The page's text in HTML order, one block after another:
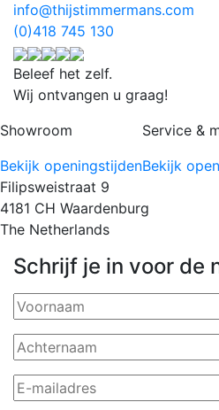
info@thijstimmermans.com
(0)418 745 130
Beleef het zelf.
Wij ontvangen u graag!
Showroom
Bekijk openingstijden
Service &
Bekijk
Filipsweistraat 9
4181 CH Waardenburg
The Netherlands
Schrijf je in voor de